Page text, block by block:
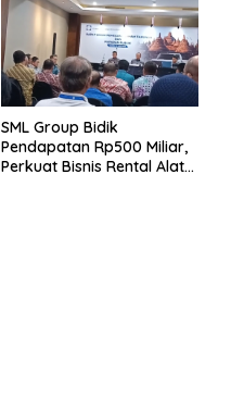
SML Group Bidik
Pendapatan Rp500 Miliar,
Perkuat Bisnis Rental Alat